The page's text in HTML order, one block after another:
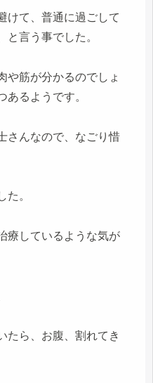
けて、普通に過ごして
と言う事でした。
や筋が分かるのでしょ
あるようです。
さんなので、なごり惜
た。
療しているような気が
たら、お腹、割れてき